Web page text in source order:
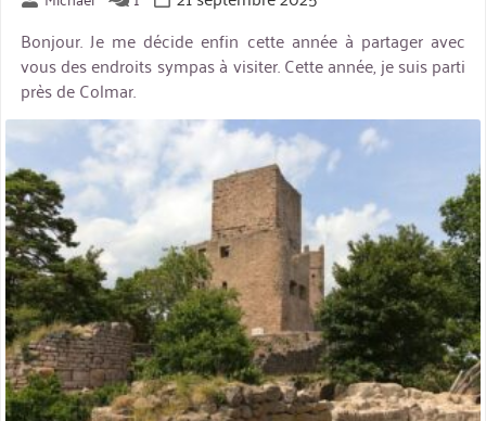
Bonjour. Je me décide enfin cette année à partager avec
vous des endroits sympas à visiter. Cette année, je suis parti
près de Colmar.